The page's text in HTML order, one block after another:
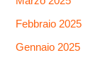
Febbraio 2025
Gennaio 2025